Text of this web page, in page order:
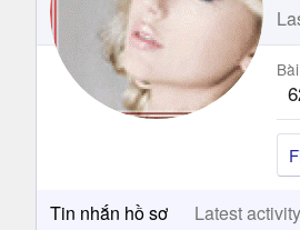
Tin nhắn hồ sơ Latest activity